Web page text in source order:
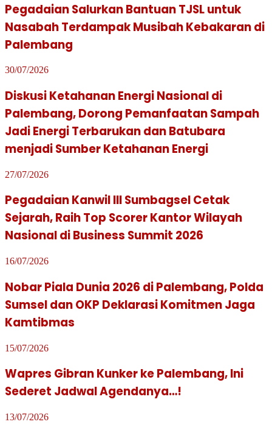
Pegadaian Salurkan Bantuan TJSL untuk
Nasabah Terdampak Musibah Kebakaran di
Palembang
30/07/2026
Diskusi Ketahanan Energi Nasional di
Palembang, Dorong Pemanfaatan Sampah
Jadi Energi Terbarukan dan Batubara
menjadi Sumber Ketahanan Energi
27/07/2026
Pegadaian Kanwil III Sumbagsel Cetak
Sejarah, Raih Top Scorer Kantor Wilayah
Nasional di Business Summit 2026
16/07/2026
Nobar Piala Dunia 2026 di Palembang, Polda
Sumsel dan OKP Deklarasi Komitmen Jaga
Kamtibmas
15/07/2026
Wapres Gibran Kunker ke Palembang, Ini
Sederet Jadwal Agendanya…!
13/07/2026